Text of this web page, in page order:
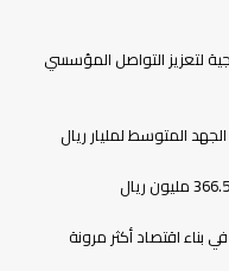
لتعزيز التواصل المؤسسي
المتوسط لمليار ريال
بناء اقتصاد أكثر مرونة